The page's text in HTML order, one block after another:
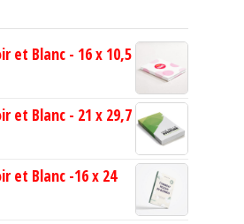
et Blanc - 16 x 10,5
et Blanc - 21 x 29,7
et Blanc -16 x 24